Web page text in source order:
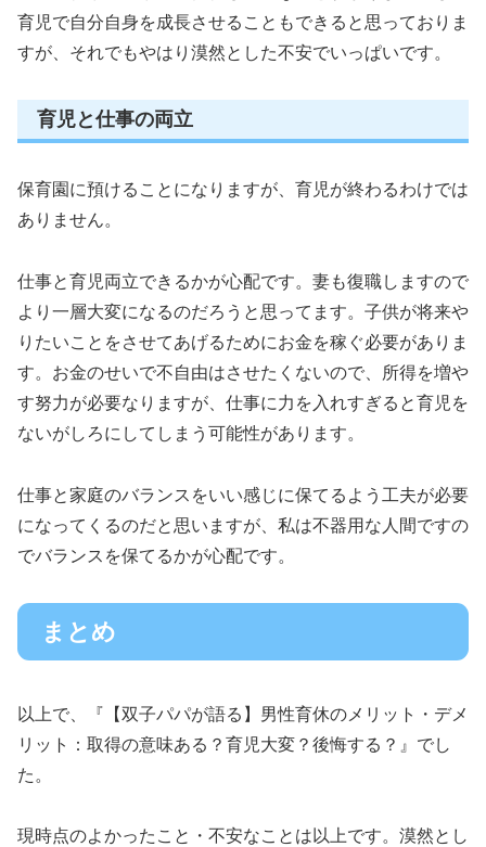
育児で自分自身を成長させることもできると思っておりま
すが、それでもやはり漠然とした不安でいっぱいです。
育児と仕事の両立
保育園に預けることになりますが、育児が終わるわけでは
ありません。
仕事と育児両立できるかが心配です。妻も復職しますので
より一層大変になるのだろうと思ってます。子供が将来や
りたいことをさせてあげるためにお金を稼ぐ必要がありま
す。お金のせいで不自由はさせたくないので、所得を増や
す努力が必要なりますが、仕事に力を入れすぎると育児を
ないがしろにしてしまう可能性があります。
仕事と家庭のバランスをいい感じに保てるよう工夫が必要
になってくるのだと思いますが、私は不器用な人間ですの
でバランスを保てるかが心配です。
まとめ
以上で、『【双子パパが語る】男性育休のメリット・デメ
リット：取得の意味ある？育児大変？後悔する？』でし
た。
現時点のよかったこと・不安なことは以上です。漠然とし